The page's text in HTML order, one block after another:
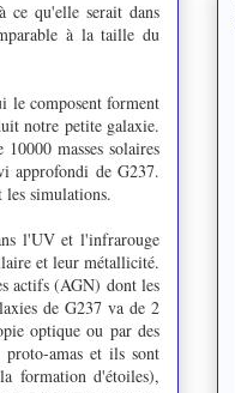
ce qu'elle serait dans
à la taille du
le composent forment
notre petite galaxie.
masses solaires
approfondi de G237.
les simulations.
l'UV et l'infrarouge
et leur métallicité.
actifs (AGN) dont les
de G237 va de 2
optique ou par des
amas et ils sont
formation d'étoiles),